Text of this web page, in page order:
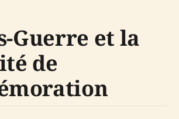
Guerre et la
de